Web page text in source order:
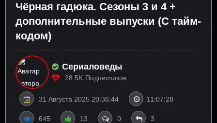
Чёрная гадюка. Сезоны 3 и 4 +
дополнительные выпуски (С тайм-
кодом)
Сериаловеды
28.5K Подписчиков
31 Августа 2025 20:36:44 11:07:28
645 13 0 3